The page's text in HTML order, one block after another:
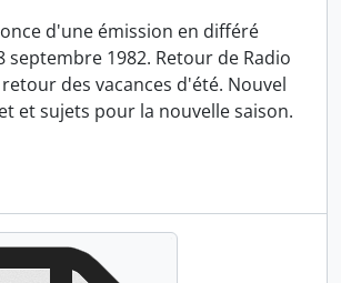
d'une émission en différé
septembre 1982. Retour de Radio
des vacances d'été. Nouvel
et sujets pour la nouvelle saison.